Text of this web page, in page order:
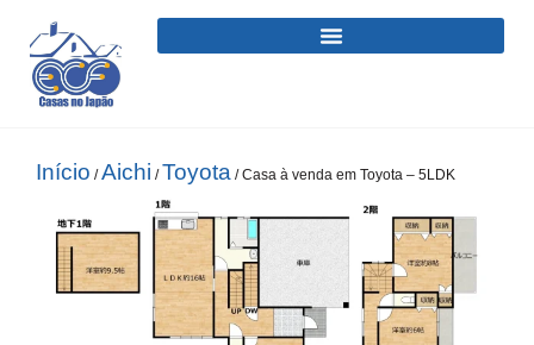
Início /Aichi /Toyota / Casa à venda em Toyota – 5LDK